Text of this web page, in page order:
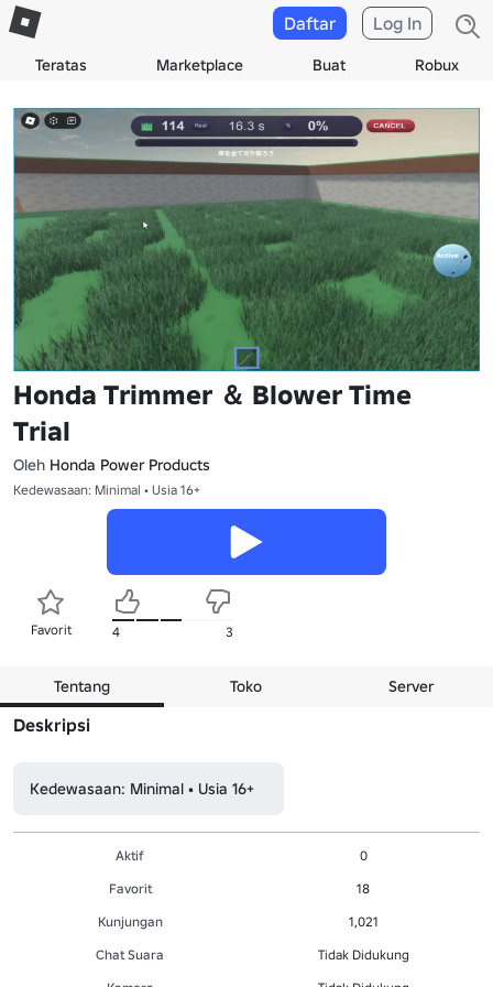
Teratas Marketplace Buat Robux
Daftar Log In
Honda Trimmer ＆ Blower Time
Trial
Oleh Honda Power Products
Kedewasaan: Minimal • Usia 16+
Favorit 4 3
Tentang Toko Server
Deskripsi
Kedewasaan: Minimal • Usia 16+
Aktif
0
Favorit
18
Kunjungan
1,021
Chat Suara
Tidak Didukung